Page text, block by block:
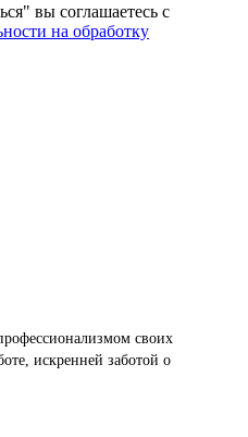
вы соглашаетесь с
на обработку
своих
искренней заботой о